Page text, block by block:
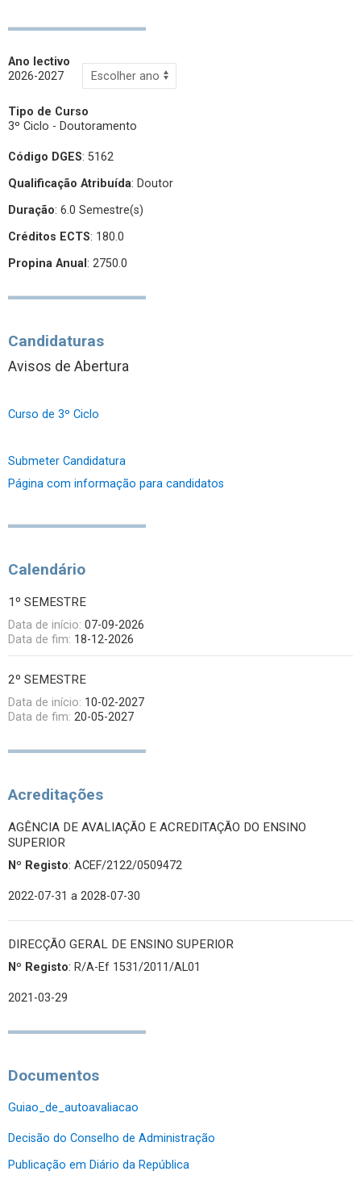
Ano lectivo
2026-2027
Tipo de Curso
3º Ciclo - Doutoramento
Código DGES: 5162
Qualificação Atribuída: Doutor
Duração: 6.0 Semestre(s)
Créditos ECTS: 180.0
Propina Anual : 2750.0
Candidaturas
Avisos de Abertura
Curso de 3º Ciclo
Submeter Candidatura
Página com informação para candidatos
Calendário
1º SEMESTRE
Data de início: 07-09-2026
Data de fim: 18-12-2026
2º SEMESTRE
Data de início: 10-02-2027
Data de fim: 20-05-2027
Acreditações
AGÊNCIA DE AVALIAÇÃO E ACREDITAÇÃO DO ENSINO
SUPERIOR
Nº Registo: ACEF/2122/0509472
2022-07-31 a 2028-07-30
DIRECÇÃO GERAL DE ENSINO SUPERIOR
Nº Registo: R/A-Ef 1531/2011/AL01
2021-03-29
Documentos
Guiao_de_autoavaliacao
Decisão do Conselho de Administração
Publicação em Diário da República